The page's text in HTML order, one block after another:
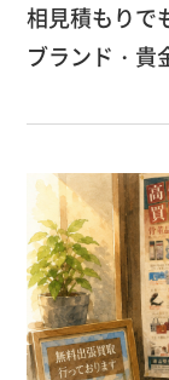
相見積もりで
ブランド・貴